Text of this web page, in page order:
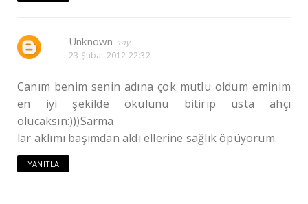
Unknown
23 Şubat 2012 22:32
Canım benim senin adına çok mutlu oldum eminim
en iyi şekilde okulunu bitirip usta ahçı
olucaksın:)))Sarma
lar aklımı başımdan aldı ellerine sağlık öpüyorum.
YANITLA